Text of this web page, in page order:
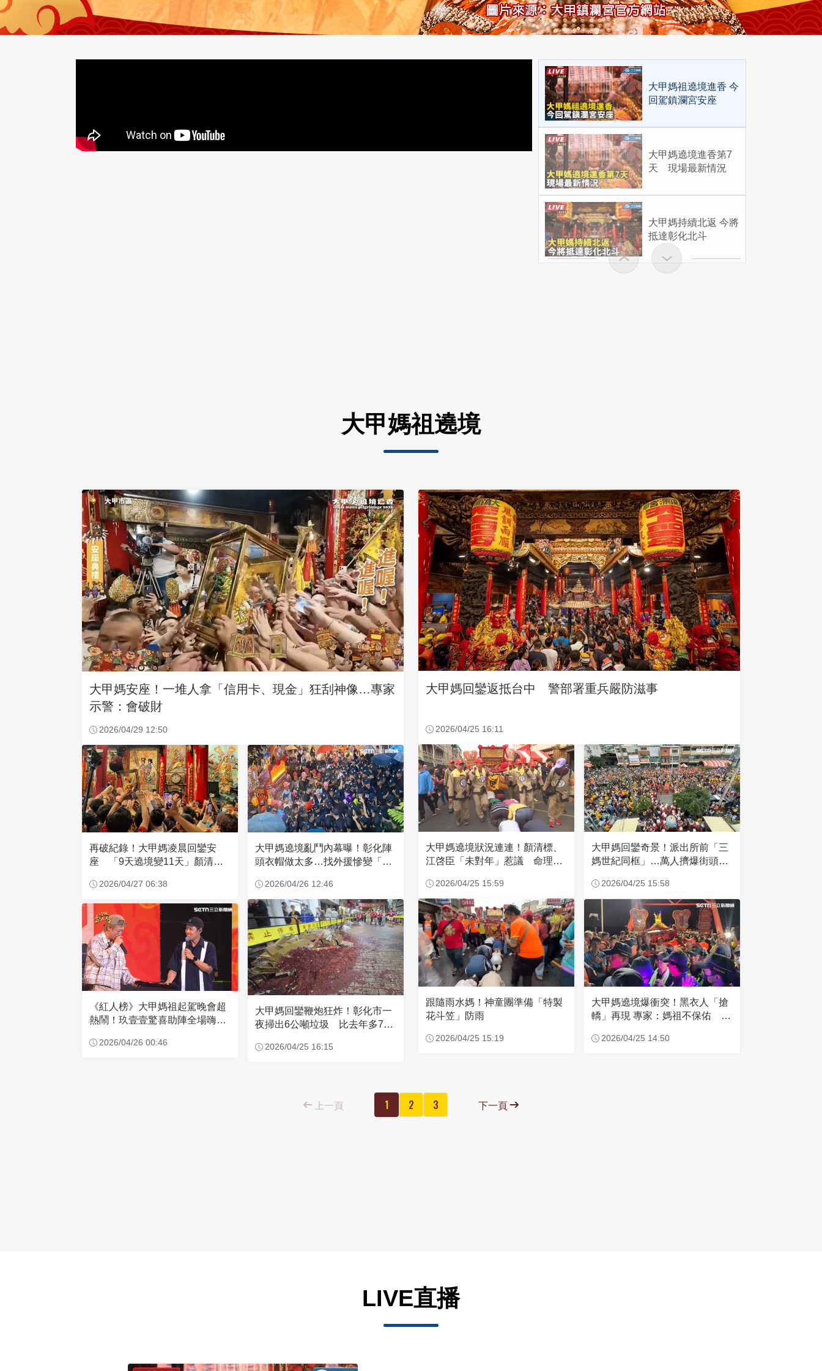
大甲媽祖遶境進香 今
回駕鎮瀾宮安座
大甲媽遶境進香第7
天 現場最新情況
大甲媽持續北返 今將
抵達彰化北斗
大甲媽祖遶境
大甲媽安座！一堆人拿「信用卡、現金」狂刮神像…專家
示警：會破財
2026/04/29 12:50
再破紀錄！大甲媽凌晨回鑾安
座 「9天遶境變11天」顏清標
2026/04/27 06:38
大甲媽遶境亂鬥內幕曝！彰化陣
頭衣帽做太多…找外援慘變「自
2026/04/26 12:46
《紅人榜》大甲媽祖起駕晚會超
熱鬧！玖壹壹驚喜助陣全場嗨
2026/04/26 00:46
大甲媽回鑾鞭炮狂炸！彰化市一
夜掃出6公噸垃圾 比去年多700
2026/04/25 16:15
大甲媽回鑾返抵台中 警部署重兵嚴防滋事
2026/04/25 16:11
大甲媽遶境狀況連連！顏清標、
江啓臣「未對年」惹議 命理師
2026/04/25 15:59
大甲媽回鑾奇景！派出所前「三
媽世紀同框」…萬人擠爆街頭迎
2026/04/25 15:58
跟隨雨水媽！神童團準備「特製
花斗笠」防雨
2026/04/25 15:19
大甲媽遶境爆衝突！黑衣人「搶
轎」再現 專家：媽祖不保佑 曝
2026/04/25 14:50
上一頁 1 2 3 下一頁
LIVE直播